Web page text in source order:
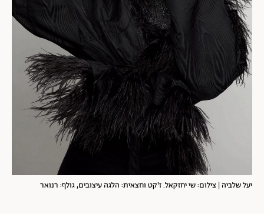
יעל שלביה | צילום: שי יחזקאל. ז'קט וחצאית: הלגה עיצובים, גולף: רנואר